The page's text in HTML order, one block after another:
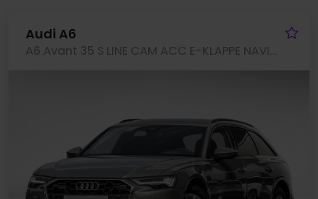
Audi A6
A6 Avant 35 S LINE CAM ACC E-KLAPPE NAVI+ LM17